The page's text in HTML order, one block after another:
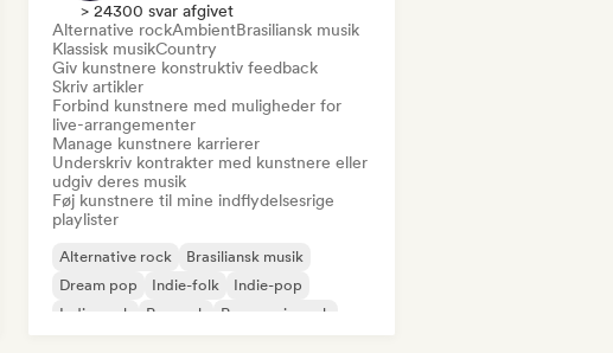
> 24300 svar afgivet
Alternative rockAmbientBrasiliansk musik
Klassisk musikCountry
Giv kunstnere konstruktiv feedback
Skriv artikler
Forbind kunstnere med muligheder for
live-arrangementer
Manage kunstnere karrierer
Underskriv kontrakter med kunstnere eller
udgiv deres musik
Føj kunstnere til mine indflydelsesrige
playlister
Alternative rock
Brasiliansk musik
Dream pop
Indie-folk
Indie-pop
Indie-rock
Poprock Progressiv rock